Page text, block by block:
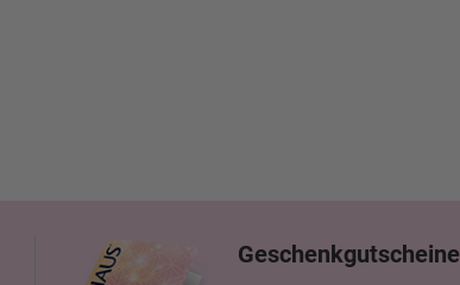
Geschenkgutscheine